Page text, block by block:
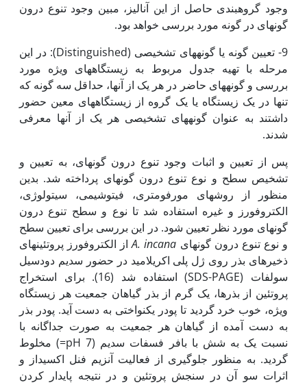
وجود گروه­بندی حاصل از این آنالیز، مبین وجود تنوع درون
گونه­ای در گونه مورد بررسی خواهد بود.
9- تعیین گونه یا گونه­های تشخیصی (Distinguished): در این
مرحله با تهیه جدول مربوط به زیستگاه­های ویژه مورد
بررسی و گونه­های حاضر در هر یک از آن­ها، حداقل سه گونه­ که
تنها در یک زیستگاه یا یک گروه از زیستگاه­های معین حضور
داشتند به عنوان گونه­های تشخیصی هر یک از آن­ها معرفی
شدند.
پس از تعیین و اثبات وجود تنوع درون گونه­ای، به تعیین و
تشخیص سطح و نوع تنوع درون گونه­ای پرداخته شد. بدین
منظور از روش­های مورفومتری، فیتوشیمی، سیتولوژی،
الکتروفورز و غیره استفاده شد تا نوع و سطح تنوع درون
گونه­ای مورد نظر تعیین شود. در این بررسی برای تعیین سطح
و نوع تنوع درون گونه­ای A. incanaاز الکتروفورز پروتئین­های
ذخیره­ای بذر روی ژل پلی اکریلامید در حضور سدیم دودسیل
سولفات (SDS-PAGE) استفاده شد (16). برای استخراج
پروتئین از بذرها، یک گرم از بذر گیاهان جمعیت هر زیستگاه
ویژه، خوب خرد گردید تا پودر یکنواختی به دست آید. پودر بذر
به دست آمده از گیاهان هر جمعیت به صورت جداگانه با
نسبت یک به شش با بافر فسفات سدیم (7 pH=) مخلوط
گردید. به منظور جلوگیری از فعالیت آنزیم فنل اکسیداز و
اثرات سو آن در سنجش پروتئین و در نتیجه پایدار کردن